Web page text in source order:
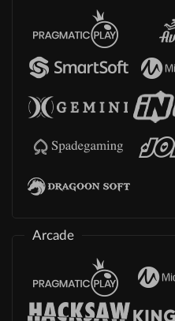
Arcade